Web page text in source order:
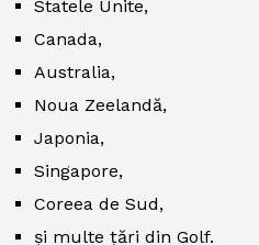
Statele Unite,
Canada,
Australia,
Noua Zeelandă,
Japonia,
Singapore,
Coreea de Sud,
și multe țări din Golf.